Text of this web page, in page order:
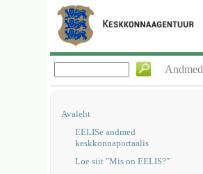
Andmed
Avaleht
EELISe andmed
keskkonnaportaalis
Loe siit "Mis on EELIS?"